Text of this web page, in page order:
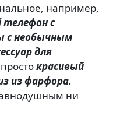
например,
с
с необычным
для
красивый
из фарфора.
ни